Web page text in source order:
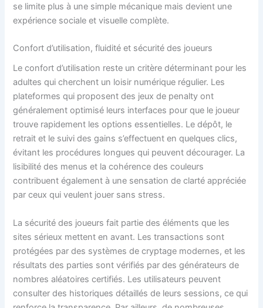
se limite plus à une simple mécanique mais devient une
expérience sociale et visuelle complète.
Confort d’utilisation, fluidité et sécurité des joueurs
Le confort d’utilisation reste un critère déterminant pour les
adultes qui cherchent un loisir numérique régulier. Les
plateformes qui proposent des jeux de penalty ont
généralement optimisé leurs interfaces pour que le joueur
trouve rapidement les options essentielles. Le dépôt, le
retrait et le suivi des gains s’effectuent en quelques clics,
évitant les procédures longues qui peuvent décourager. La
lisibilité des menus et la cohérence des couleurs
contribuent également à une sensation de clarté appréciée
par ceux qui veulent jouer sans stress.
La sécurité des joueurs fait partie des éléments que les
sites sérieux mettent en avant. Les transactions sont
protégées par des systèmes de cryptage modernes, et les
résultats des parties sont vérifiés par des générateurs de
nombres aléatoires certifiés. Les utilisateurs peuvent
consulter des historiques détaillés de leurs sessions, ce qui